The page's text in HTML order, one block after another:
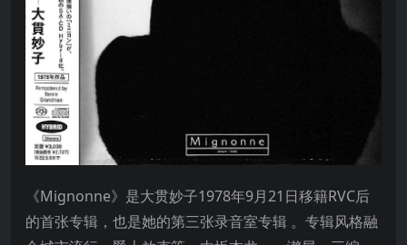
《Mignonne》是大贯妙子1978年9月21日移籍RVC后
的首张专辑，也是她的第三张录音室专辑 。专辑风格融